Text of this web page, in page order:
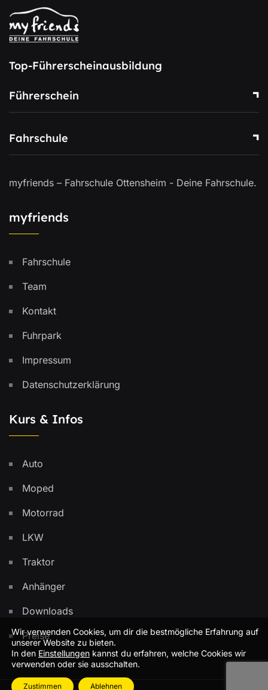
Top-Führerscheinausbildung
Führerschein
Fahrschule
myfriends – Fahrschule Ottensheim - Deine Fahrschule.
myfriends
Fahrschule
Team
Kontakt
Fuhrpark
Impressum
Datenschutzerklärung
Kurs & Infos
Auto
Moped
Motorrad
LKW
Traktor
Anhänger
Downloads
Preise
Wir verwenden Cookies, um dir die bestmögliche Erfahrung auf
unserer Website zu bieten.
In den Einstellungen kannst du erfahren, welche Cookies wir
verwenden oder sie ausschalten.
Zustimmen Ablehnen